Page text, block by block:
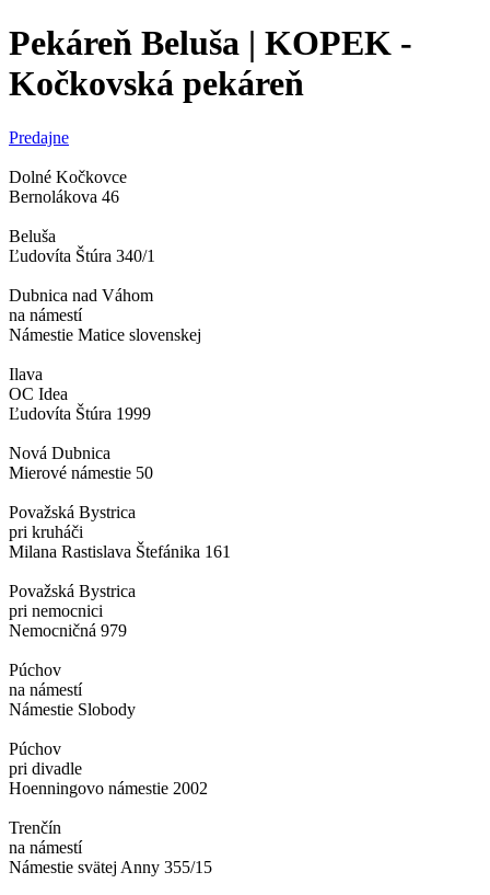
Pekáreň Beluša | KOPEK -
Kočkovská pekáreň
Predajne
Dolné Kočkovce
Bernolákova 46
Beluša
Ľudovíta Štúra 340/1
Dubnica nad Váhom
na námestí
Námestie Matice slovenskej
Ilava
OC Idea
Ľudovíta Štúra 1999
Nová Dubnica
Mierové námestie 50
Považská Bystrica
pri kruháči
Milana Rastislava Štefánika 161
Považská Bystrica
pri nemocnici
Nemocničná 979
Púchov
na námestí
Námestie Slobody
Púchov
pri divadle
Hoenningovo námestie 2002
Trenčín
na námestí
Námestie svätej Anny 355/15